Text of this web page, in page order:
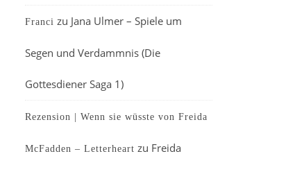
Franci zu Jana Ulmer – Spiele um
Segen und Verdammnis (Die
Gottesdiener Saga 1)
Rezension | Wenn sie wüsste von Freida
McFadden – Letterheart zu Freida